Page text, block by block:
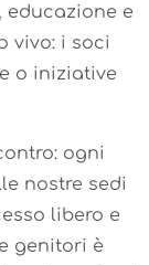
educazione e
vivo: i soci
o iniziative
ogni
nostre sedi
libero e
genitori è